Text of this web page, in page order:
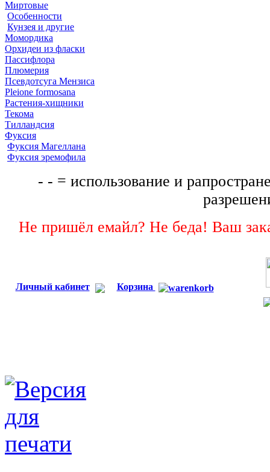
Миртовые
Особенности
Кунзея и другие
Момордика
Орхидеи из фласки
Пассифлора
Плюмерия
Псевдотсуга Мензиса
Pleione formosana
Растения-хищники
Текома
Тилландсия
Фуксия
Фуксия Магеллана
Фуксия эремофила
- - = использование и
Не пришёл емайл? Не беда! Ваш
Личный кабинет Корзина